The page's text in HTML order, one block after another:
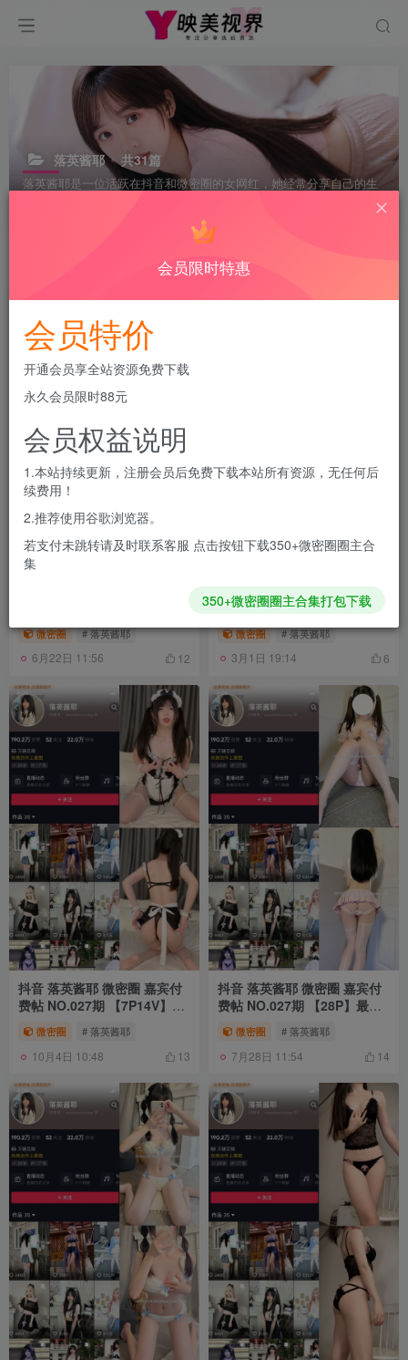
落英酱耶 共31篇
落英酱耶是一位活跃在抖音和微密圈的女网红，她经常分享自己的生
活和健身经验。想要获取更多她的资源和分享，请关注她的微密圈账
点赞 评论
微密圈 # 落英酱耶
6月22日 11:56 12
抖音 落英酱耶 微密圈 NO.028
期 【7V】最新至：2025.2.8
微密圈 # 落英酱耶
3月1日 19:14 6
抖音 落英酱耶 微密圈 嘉宾付
费帖 NO.027期 【7P14V】最
新至：2024.9.17
微密圈 # 落英酱耶
10月4日 10:48 13
抖音 落英酱耶 微密圈 嘉宾付
费帖 NO.027期 【28P】最新
至：2024.7.11
微密圈 # 落英酱耶
7月28日 11:54 14
会员限时特惠
会员特价
开通会员享全站资源免费下载
永久会员限时88元
会员权益说明
1.本站持续更新，注册会员后免费下载本站所有资源，无任何后
续费用！
2.推荐使用谷歌浏览器。
若支付未跳转请及时联系客服 点击按钮下载350+微密圈圈主合
集
350+微密圈圈主合集打包下载